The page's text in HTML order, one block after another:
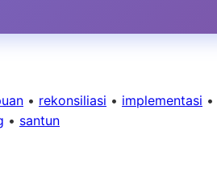
• rekonsiliasi • implementasi •
• santun